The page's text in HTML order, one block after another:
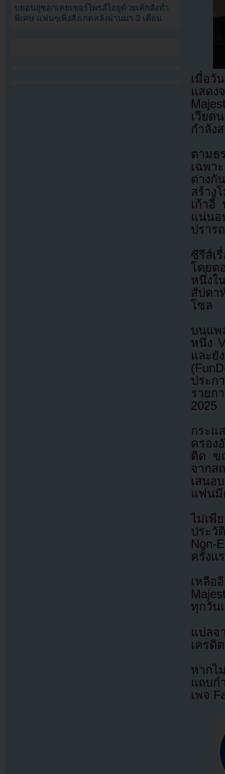
เมื่อวั
แสดง
เวียด
กำลัง
ตาม
เฉพา
ต่างกั
สร้าง
เก้าอี้
แน่น
ปราร
ซีรีส์เ
โดยต
หนึ่ง
สัปดา
โซล
บนแพ
หนึ่ง
และ
ประก
รายก
2025
กระ
ครอง
ติด ข
จากส
เสนอ
แฟนมี
ไม่เ
ประวั
Non-
ครั้งแ
เหลื
ทุกวัน
แปล
เครดิ
หากไ
แถบก
เพจ
บยอนอูซอกเคยเซอร์ไพรส์ไอยูด้วยเค้กสั่งทำ
พิเศษ แฟนๆเพิ่งสังเกตหลังผ่านมา 3 เดือน